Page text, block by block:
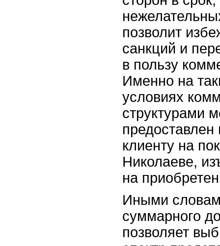
позволит
санкций и
в пользу
Именно на
условиях
структурами
предоставлен
клиенту на
Николаеве,
на
Иными
суммарного
позволяет